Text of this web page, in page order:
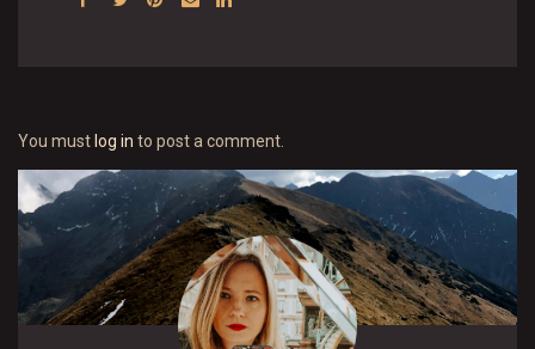
You must log in to post a comment.